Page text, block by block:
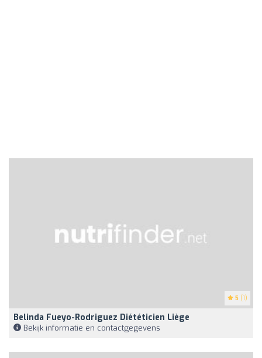
5 (1)
Belinda Fueyo-Rodriguez Diététicien Liège
Bekijk informatie en contactgegevens